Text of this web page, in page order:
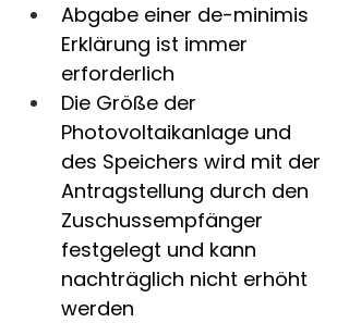
Abgabe einer de-minimis
Erklärung ist immer
erforderlich
Die Größe der
Photovoltaikanlage und
des Speichers wird mit der
Antragstellung durch den
Zuschussempfänger
festgelegt und kann
nachträglich nicht erhöht
werden